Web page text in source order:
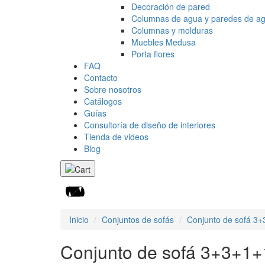
Decoración de pared
Columnas de agua y paredes de
Columnas y molduras
Muebles Medusa
Porta flores
FAQ
Contacto
Sobre nosotros
Catálogos
Guías
Consultoría de diseño de interiores
Tienda de videos
Blog
Inicio Conjuntos de sofás Conjunto de sofá
Conjunto de sofá